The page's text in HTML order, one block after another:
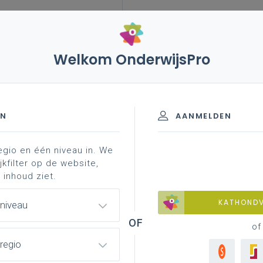
over de
graad van het secundair
gericht op het hoger
maatregelen: heel
Welkom OnderwijsPro
AANMELDEN
of
en één niveau in. We
op de website,
ziet.